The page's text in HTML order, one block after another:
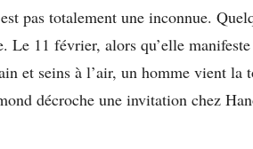
pas totalement une inconnue.
Le 11 février, alors qu’elle
et seins à l’air, un homme vient la
décroche une invitation chez